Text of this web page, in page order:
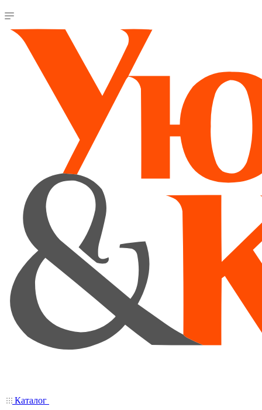
Каталог